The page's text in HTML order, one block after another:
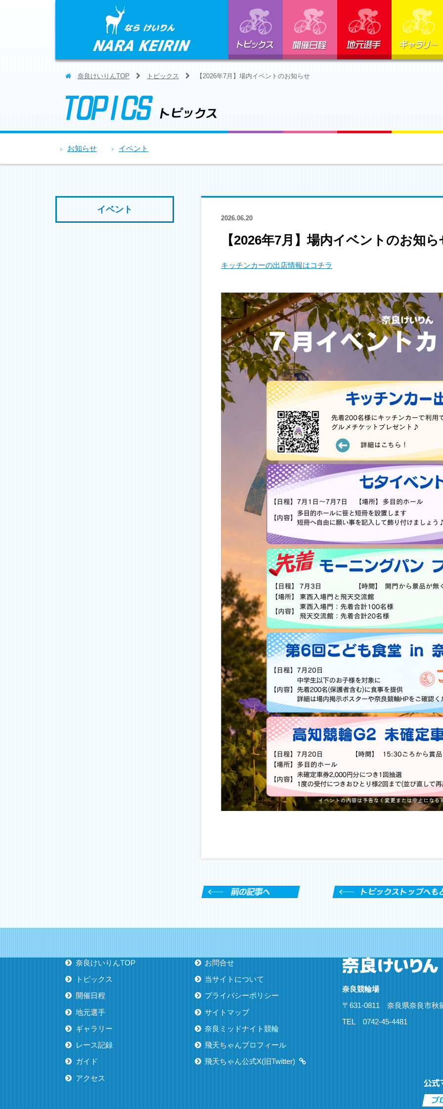
奈良けいりんTOP トピックス 【2026年7月】場内イベントのお知らせ
お知らせ イベント
イベント
2026.06.20
【2026年7月】場内イベントのお知ら
キッチンカーの出店情報はコチラ
奈良けいりんTOP
トピックス
開催日程
地元選手
ギャラリー
レース記録
ガイド
アクセス
お問合せ
当サイトについて
プライバシーポリシー
サイトマップ
奈良ミッドナイト競輪
飛天ちゃんプロフィール
飛天ちゃん公式X(旧Twitter)
奈良競輪場
〒 631-0811 奈良県奈良市秋
TEL
0742-45-4481